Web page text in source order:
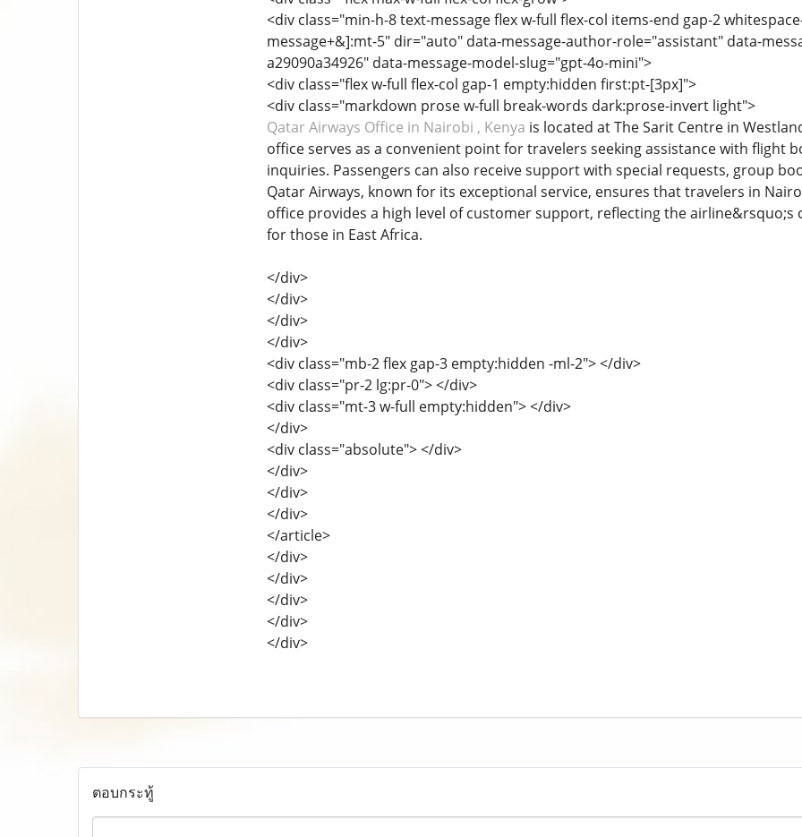
<div class="min-h-8 text-message flex w-full flex-col items-end gap-2
message+&]:mt-5" dir="auto" data-message-author-role="assistant" data-
a29090a34926" data-message-model-slug="gpt-4o-mini">
<div class="flex w-full flex-col gap-1 empty:hidden first:pt-[3px]">
<div class="markdown prose w-full break-words dark:prose-invert light">
Qatar Airways Office in Nairobi , Kenya is located at The Sarit Centre in
office serves as a convenient point for travelers seeking assistance with flight
inquiries. Passengers can also receive support with special requests, group
Qatar Airways, known for its exceptional service, ensures that travelers in
office provides a high level of customer support, reflecting the
for those in East Africa.
</div>
</div>
</div>
</div>
<div class="mb-2 flex gap-3 empty:hidden -ml-2"> </div>
<div class="pr-2 lg:pr-0"> </div>
<div class="mt-3 w-full empty:hidden"> </div>
</div>
<div class="absolute"> </div>
</div>
</div>
</div>
</article>
</div>
</div>
</div>
</div>
</div>
ตอบกระทู้